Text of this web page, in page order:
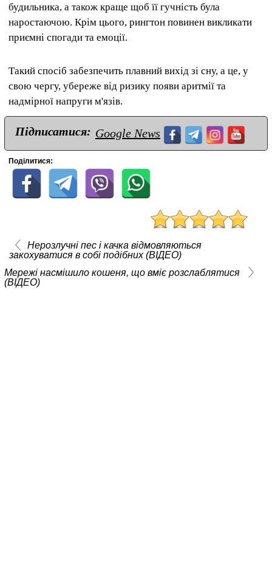
будильника, а також краще щоб її гучність була
наростаючою. Крім цього, рингтон повинен викликати
приємні спогади та емоції.
Такий спосіб забезпечить плавний вихід зі сну, а це, у
свою чергу, убереже від ризику появи аритмії та
надмірної напруги м'язів.
Підписатися: Google News
Поділитися:
Нерозлучні пес і качка відмовляються
закохуватися в собі подібних (ВІДЕО)
Мережі насмішило кошеня, що вміє розслаблятися
(ВІДЕО)